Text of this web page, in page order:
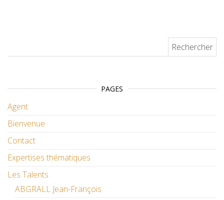
PAGES
Agent
Bienvenue
Contact
Expertises thématiques
Les Talents
ABGRALL Jean-François